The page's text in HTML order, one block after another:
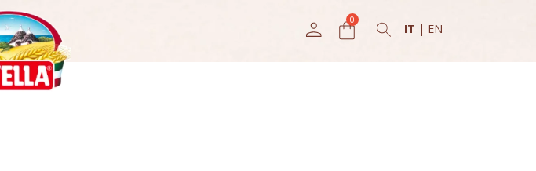
IT | EN